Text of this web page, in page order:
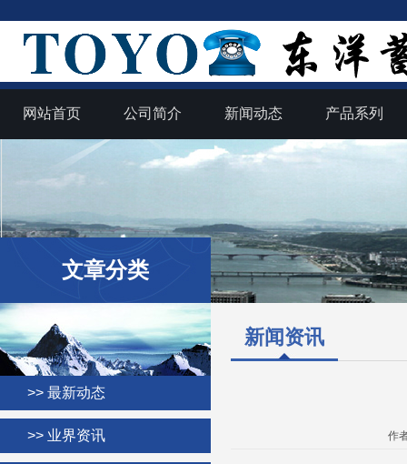
网站首页 公司简介 新闻动态 产品系列
文章分类
>> 最新动态
>> 业界资讯
新闻资讯
作